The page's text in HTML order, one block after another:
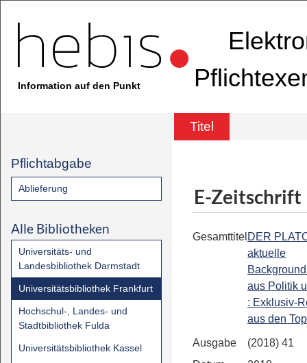
Information auf den Punkt
Titel
Pflichtabgabe
Ablieferung
Alle Bibliotheken
Universitäts- und
Landesbibliothek Darmstadt
Universitätsbibliothek Frankfurt
Hochschul-, Landes- und
Stadtbibliothek Fulda
Universitätsbibliothek Kassel
E-Zeitschrift
Gesamttitel DER
aktuelle
aus Politik
: Exklusiv-
aus den
Ausgabe
(2018) 41